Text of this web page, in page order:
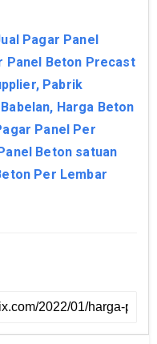
Pagar Panel
Panel Beton Precast
Pabrik
Harga Beton
Panel Per
Beton satuan
Per Lembar